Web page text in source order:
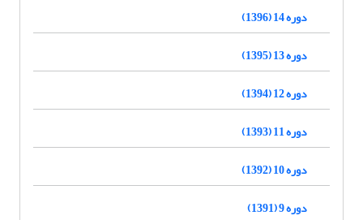
دوره 14 (1396)
دوره 13 (1395)
دوره 12 (1394)
دوره 11 (1393)
دوره 10 (1392)
دوره 9 (1391)